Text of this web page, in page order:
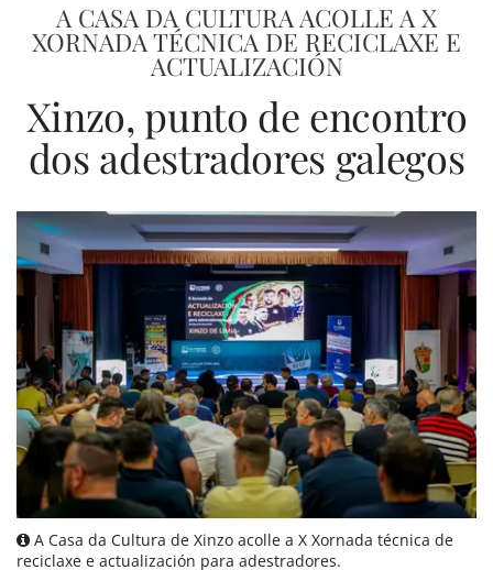
A CASA DA CULTURA ACOLLE A X
XORNADA TÉCNICA DE RECICLAXE E
ACTUALIZACIÓN
Xinzo, punto de encontro
dos adestradores galegos
A Casa da Cultura de Xinzo acolle a X Xornada técnica de
reciclaxe e actualización para adestradores.